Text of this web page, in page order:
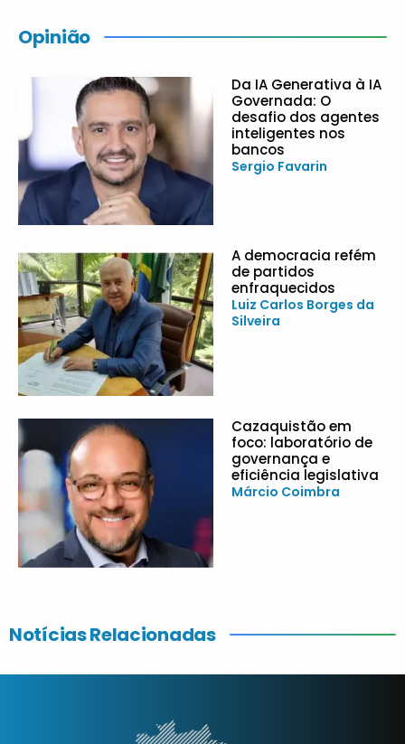
Opinião
Da IA Generativa à IA
Governada: O
desafio dos agentes
inteligentes nos
bancos
Sergio Favarin
A democracia refém
de partidos
enfraquecidos
Luiz Carlos Borges da
Silveira
Cazaquistão em
foco: laboratório de
governança e
eficiência legislativa
Márcio Coimbra
Notícias Relacionadas